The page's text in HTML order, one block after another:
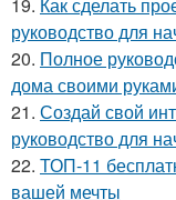
19. Как сделать
руководство для
20. Полное
дома своими
21. Создай свой
руководство для
22. ТОП-11
вашей мечты